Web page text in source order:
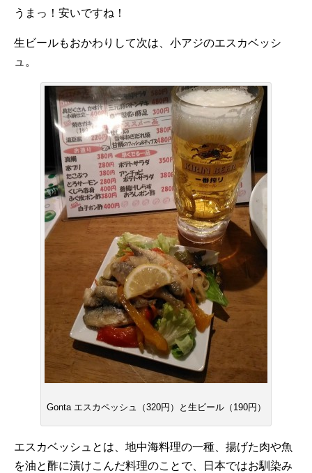
うまっ！安いですね！
生ビールもおかわりして次は、小アジのエスカベッシ
ュ。
Gonta エスカペッシュ（320円）と生ビール（190円）
エスカベッシュとは、地中海料理の一種、揚げた肉や魚
を油と酢に漬けこんだ料理のことで、日本ではお馴染み